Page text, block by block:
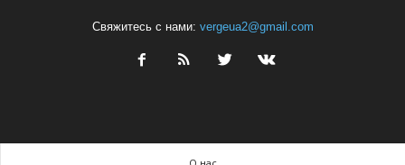
Свяжитесь с нами: vergeua2@gmail.com